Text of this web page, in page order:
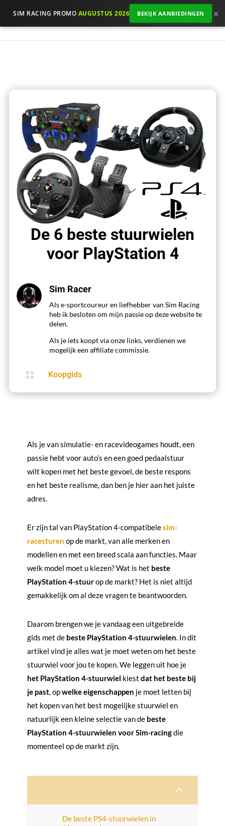
SIM RACING PROMO AUGUSTUS 2026 BEKIJK AANBIEDINGEN ×
De 6 beste stuurwielen
voor PlayStation 4
Sim Racer
Als e-sportcoureur en liefhebber van Sim Racing
heb ik besloten om mijn passie op deze website te
delen.
Als je iets koopt via onze links, verdienen we
mogelijk een affiliate commissie.
 Koopgids
Als je van simulatie- en racevideogames houdt, een
passie hebt voor auto’s en een goed pedaalstuur
wilt kopen met het beste gevoel, de beste respons
en het beste realisme, dan ben je hier aan het juiste
adres.
Er zijn tal van PlayStation 4-compatibelesim-
racesturen op de markt, van alle merken en
modellen en met een breed scala aan functies. Maar
welk model moet u kiezen? Wat is het beste
PlayStation 4-stuurop de markt? Het is niet altijd
gemakkelijk om al deze vragen te beantwoorden.
Daarom brengen we je vandaag een uitgebreide
gids met de beste PlayStation 4-stuurwielen. In dit
artikel vind je alles wat je moet weten om het beste
stuurwiel voor jou te kopen. We leggen uit hoe je
het PlayStation 4-stuurwiel kiest dat het beste bij
je past, opwelke eigenschappen je moet letten bij
het kopen van het best mogelijke stuurwiel en
natuurlijk een kleine selectie van de beste
PlayStation 4-stuurwielen voor Sim-racingdie
momenteel op de markt zijn.
2
De beste PS4-stuurwielen in